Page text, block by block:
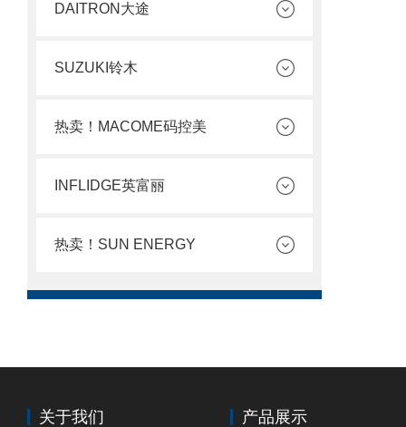
DAITRON大途
SUZUKI铃木
热卖！MACOME码控美
INFLIDGE英富丽
热卖！SUN ENERGY
关于我们 产品展示